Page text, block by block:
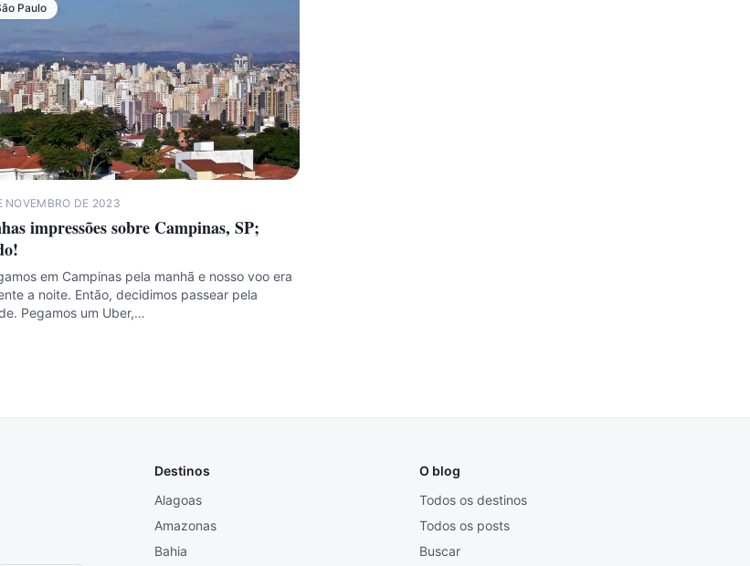
Paulo
NOVEMBRO DE 2023
impressões sobre Campinas, SP;
em Campinas pela manhã e nosso voo era
a noite. Então, decidimos passear pela
Pegamos um Uber,…
Destinos
Alagoas
Amazonas
Bahia
O blog
Todos os destinos
Todos os posts
Buscar